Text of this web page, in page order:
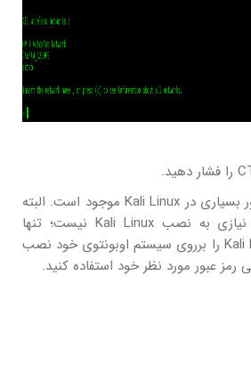
ابزارهای بازیابی رمز عبور بسیاری در Kali Linux موجود است. البته
برای استفاده از آن‌ها نیازی به نصب Kali Linux نیست؛ تنها
کافیست ابزارهای Kali Linux را برروی سیستم اوبونتوی خود نصب
رمز عبور مورد نظر خود استفاده کنید.